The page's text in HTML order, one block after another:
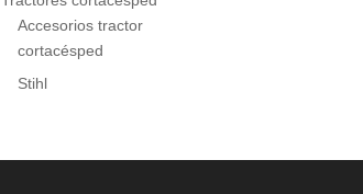
Accesorios tractor
cortacésped
Stihl